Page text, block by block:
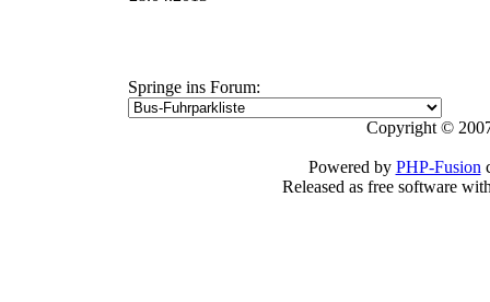
Springe ins Forum:
Copyright ©
Powered by PHP-Fusion
Released as free software